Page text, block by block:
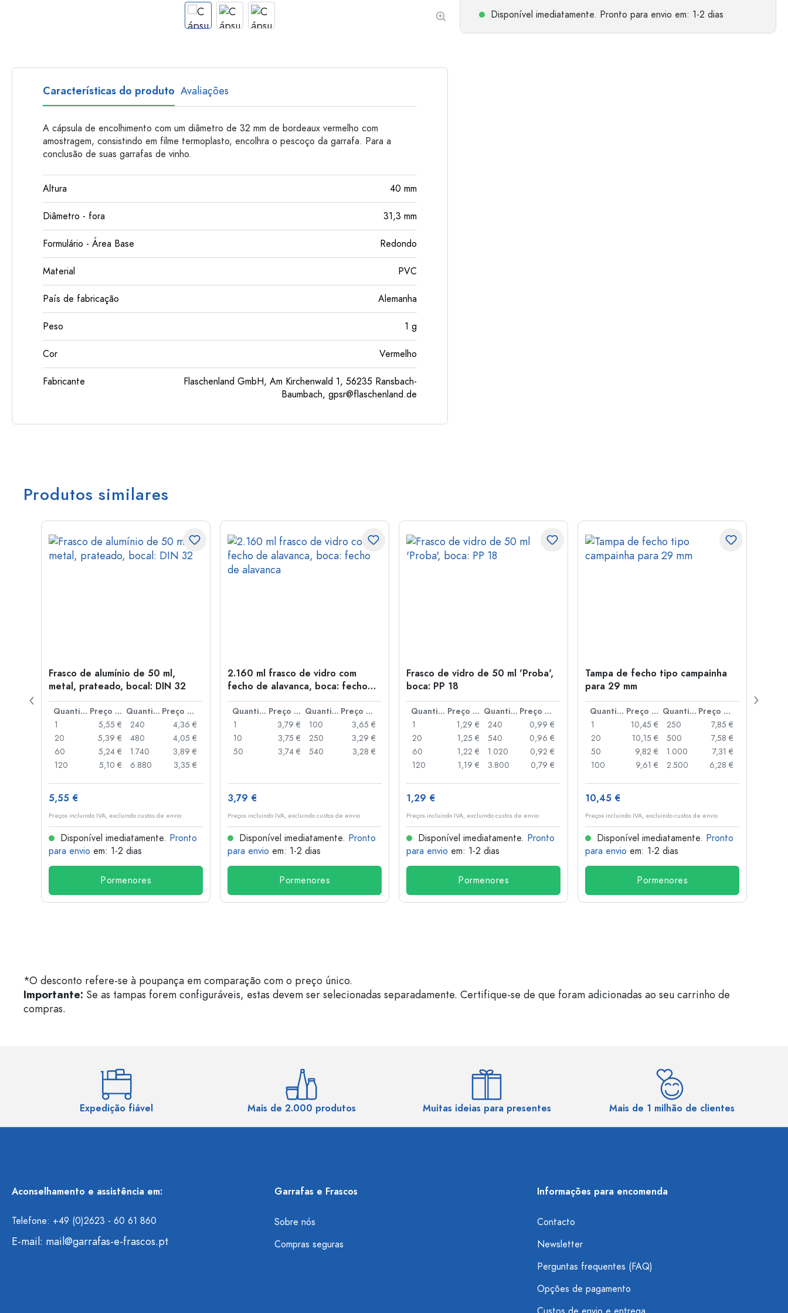
Garrafas de plastico
Disponível imediatamente. Pronto para envio em: 1-2 dias
Características do produto Avaliações
A cápsula de encolhimento com um diâmetro de 32 mm de bordeaux vermelho com
amostragem, consistindo em filme termoplasto, encolhra o pescoço da garrafa. Para a
conclusão de suas garrafas de vinho.
Altura 40 mm
Diâmetro - fora 31,3 mm
Formulário - Área Base Redondo
Material PVC
País de fabricação Alemanha
Peso 1 g
Cor Vermelho
Fabricante
Flaschenland GmbH, Am Kirchenwald 1, 56235 Ransbach-
Baumbach, gpsr@flaschenland.de
Produtos similares
Frasco de alumínio de 50 ml,
metal, prateado, bocal: DIN 32
Quantidade Preço por peça Quantidade
Preço por peça
1
5,55 €
20
5,39 €
60
5,24 €
120
5,10 €
240
4,36 €
480
4,05 €
1.740
3,89 €
6.880
3,35 €
5,55 €
Preços incluindo IVA, excluindo custos de envio
Disponível imediatamente. Pronto
para envio em: 1-2 dias
Pormenores
2.160 ml frasco de vidro com
fecho de alavanca, boca: fecho
de alavanca
Quantidade Preço por peça Quantidade
Preço por peça
1
3,79 €
10
3,75 €
50
3,74 €
100
3,65 €
250
3,29 €
540
3,28 €
3,79 €
Preços incluindo IVA, excluindo custos de envio
Disponível imediatamente. Pronto
para envio em: 1-2 dias
Pormenores
Frasco de vidro de 50 ml 'Proba',
boca: PP 18
Quantidade Preço por peça Quantidade
Preço por peça
1
1,29 €
20
1,25 €
60
1,22 €
120
1,19 €
240
0,99 €
540
0,96 €
1.020
0,92 €
3.800
0,79 €
1,29 €
Preços incluindo IVA, excluindo custos de envio
Disponível imediatamente. Pronto
para envio em: 1-2 dias
Pormenores
Tampa de fecho tipo campainha
para 29 mm
Quantidade Preço por peça Quantidade
Preço por peça
1
10,45 €
20
10,15 €
50
9,82 €
100
9,61 €
250
7,85 €
500
7,58 €
1.000
7,31 €
2.500
6,28 €
10,45 €
Preços incluindo IVA, excluindo custos de envio
Disponível imediatamente. Pronto
para envio em: 1-2 dias
Pormenores
*O desconto refere-se à poupança em comparação com o preço único.
Importante: Se as tampas forem configuráveis, estas devem ser selecionadas separadamente. Certifique-se de que foram adicionadas ao seu carrinho de
compras.
Expedição fiável Mais de 2.000 produtos Muitas ideias para presentes Mais de 1 milhão de clientes
Aconselhamento e assistência em:
Telefone: +49 (0)2623 - 60 61 860
E-mail: mail@garrafas-e-frascos.pt
Garrafas e Frascos
Sobre nós
Compras seguras
Informações para encomenda
Contacto
Newsletter
Perguntas frequentes (FAQ)
Opções de pagamento